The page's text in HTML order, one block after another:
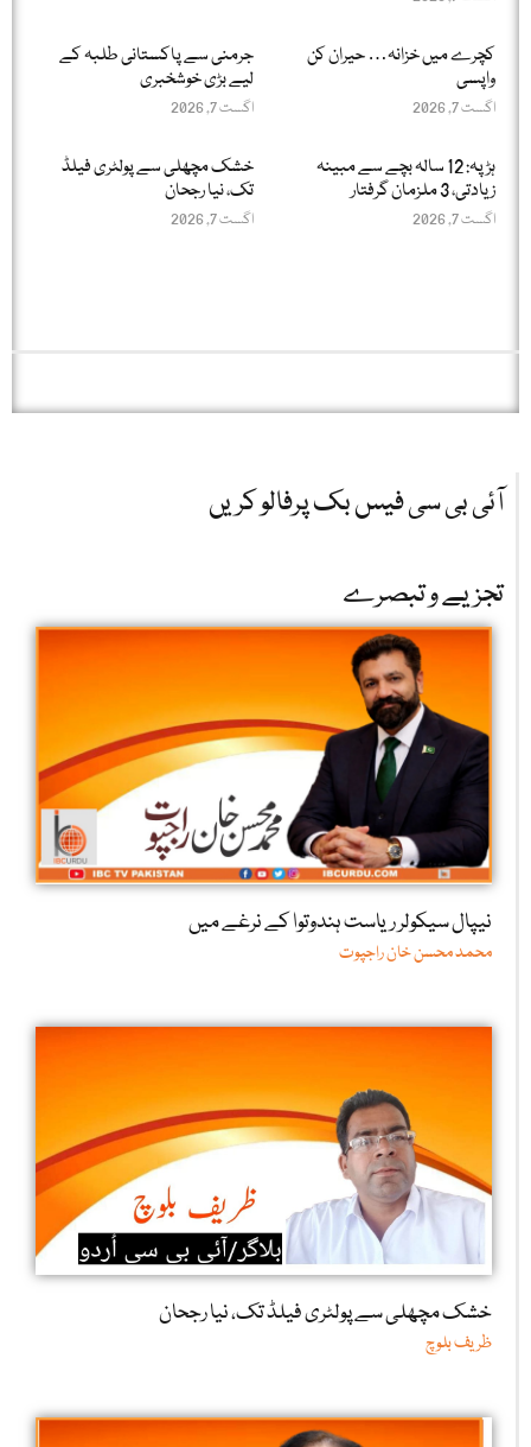
کچرے میں خزانہ… حیران کن
واپسی
اگست 7, 2026
جرمنی سے پاکستانی طلبہ کے
لیے بڑی خوشخبری
اگست 7, 2026
ہڑپہ: 12 سالہ بچے سے مبینہ
زیادتی، 3 ملزمان گرفتار
اگست 7, 2026
خشک مچھلی سے پولٹری فیلڈ
تک، نیا رجحان
اگست 7, 2026
آئی بی سی فیس بک پرفالو کریں
تجزیے و تبصرے
نیپال سیکولر ریاست ہندوتوا کے نرغے میں
محمد محسن خان راجپوت
خشک مچھلی سے پولٹری فیلڈ تک، نیا رجحان
ظریف بلوچ